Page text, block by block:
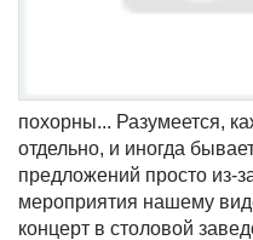
похорны... Разумеется,
отдельно, и иногда
предложений просто из-
мероприятия нашему
концерт в столовой